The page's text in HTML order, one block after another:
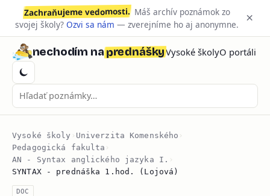
Zachraňujeme vedomosti. Máš archív poznámok zo
svojej školy? Ozvi sa nám — zverejníme ho aj anonymne. ×
nechodím naprednáškyVysoké školyO portáli
Vysoké školy › Univerzita Komenského ›
Pedagogická fakulta ›
AN - Syntax anglického jazyka I. ›
SYNTAX - prednáška 1.hod. (Lojová)
DOC